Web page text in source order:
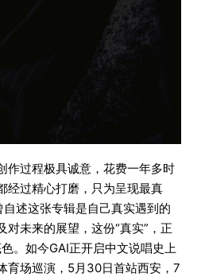
作过程极具诚意，花费一年多时
经过精心打磨，只为呈现最真
述这张专辑是自己真实遇到的
对未来的展望，这份“真实”，正
。如今GAI正开启中文说唱史上
育场巡演，5月30日首站西安，7